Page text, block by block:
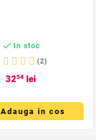
 In stoc
(2)
3254 lei
Adauga in cos